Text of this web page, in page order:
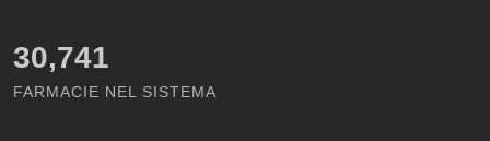
30,741
FARMACIE NEL SISTEMA